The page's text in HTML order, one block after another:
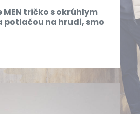
MEN tričko s okrúhlym
potlačou na hrudi, smo